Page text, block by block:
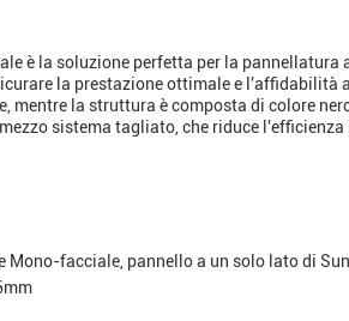
è la soluzione perfetta per la
la prestazione ottimale e l'affidabilità
mentre la struttura è composta di colore
sistema tagliato, che riduce
Mono-facciale, pannello a un solo lato di